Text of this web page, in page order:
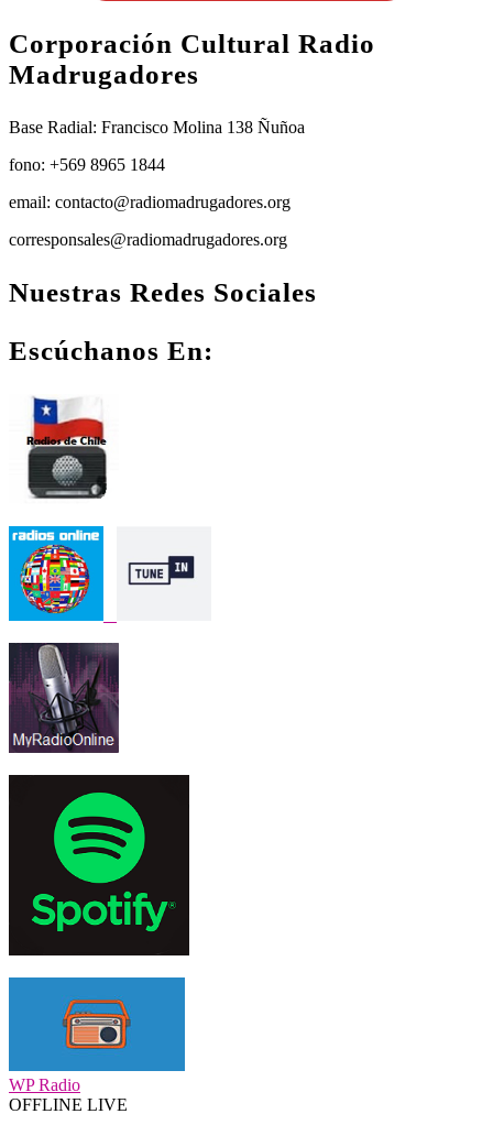
Corporación Cultural Radio
Madrugadores
Base Radial: Francisco Molina 138 Ñuñoa
fono: +569 8965 1844
email: contacto@radiomadrugadores.org
corresponsales@radiomadrugadores.org
Nuestras Redes Sociales
Facebook
Instagram
Youtube
Escúchanos En:
WP Radio
OFFLINE LIVE